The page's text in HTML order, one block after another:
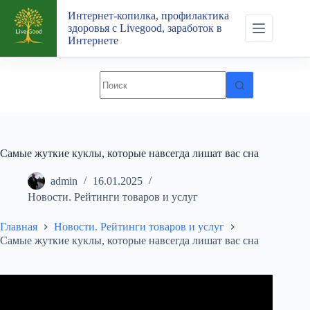
Перейти
сути
Интернет-копилка, профилактика
здоровья с Livegood, заработок в
Интернете
Самые жуткие куклы, которые навсегда лишат вас сна
admin
16.01.2025
Новости. Рейтинги товаров и услуг
Главная
Новости. Рейтинги товаров и услуг
Самые жуткие куклы, которые навсегда лишат вас сна